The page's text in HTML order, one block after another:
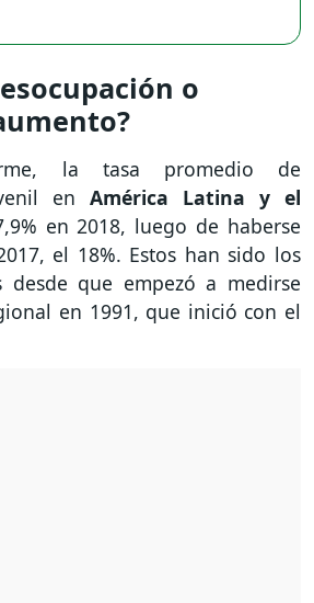
o
la tasa promedio de
en América
Latina y el
en 2018, luego de haberse
el 18%. Estos han sido los
desde que empezó a medirse
en 1991, que inició con el